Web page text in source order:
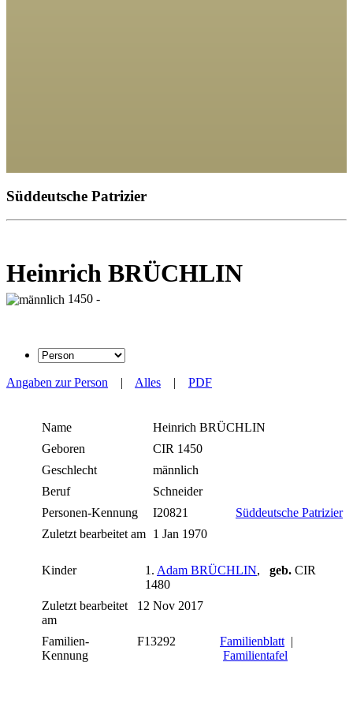
Süddeutsche Patrizier
Heinrich BRÜCHLIN
1450 -
Angaben zur Person | Alles | PDF
Name Heinrich BRÜCHLIN
Geboren
CIR 1450
Geschlecht
männlich
Beruf
Schneider
Personen-Kennung
I20821
Süddeutsche Patrizier
Zuletzt bearbeitet am 1 Jan 1970
Kinder 1. Adam BRÜCHLIN, geb. CIR
1480
Zuletzt bearbeitet
am
12 Nov 2017
Familien-
Kennung
F13292 Familienblatt |
Familientafel